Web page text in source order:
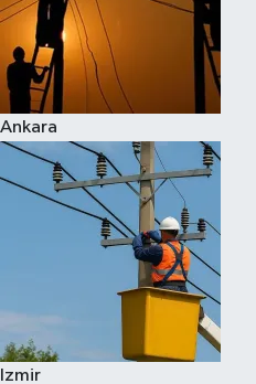
Ankara
Izmir